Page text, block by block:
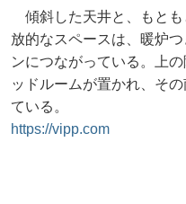
傾斜した天井と、もとも
放的なスペースは、暖炉
ンにつながっている。上
ッドルームが置かれ、そ
ている。
https://vipp.com